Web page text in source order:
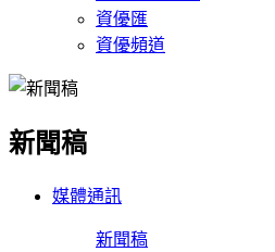
資優匯
資優頻道
新聞稿
媒體通訊
新聞稿